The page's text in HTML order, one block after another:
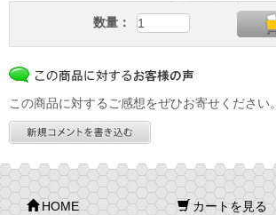
数量：
この商品に対するご感想をぜひお寄せください。
HOME
カートを見る